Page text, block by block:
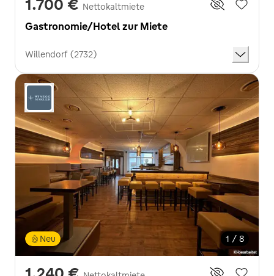
1.700 € Nettokaltmiete
Gastronomie/Hotel zur Miete
Willendorf (2732)
1 / 8
Neu